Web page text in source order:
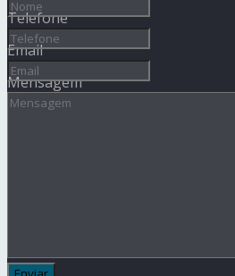
Telefone
Email
Mensagem